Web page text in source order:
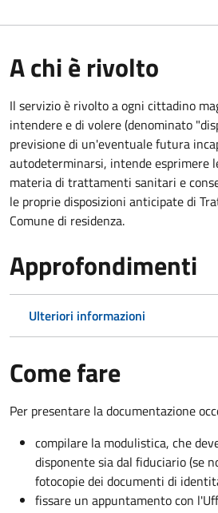
A chi è rivolto
Il servizio è rivolto a ogni cittadino
intendere e di volere (denominato
previsione di un'eventuale futura
autodeterminarsi, intende esprimere
materia di trattamenti sanitari e
le proprie disposizioni anticipate di
Comune di residenza.
Approfondimenti
Ulteriori informazioni
Come fare
Per presentare la documentazione
compilare la modulistica, che
disponente sia dal fiduciario (se
fotocopie dei documenti di
fissare un appuntamento con